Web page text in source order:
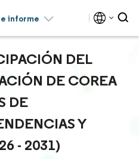
informe
DEL
DE COREA
DE
Y
- 2031)